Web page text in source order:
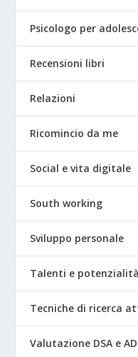
Psicologo per
Recensioni libri
Relazioni
Ricomincio da me
Social e vita digitale
South working
Sviluppo personale
Talenti e potenzialità
Tecniche di ricerca
Valutazione DSA e